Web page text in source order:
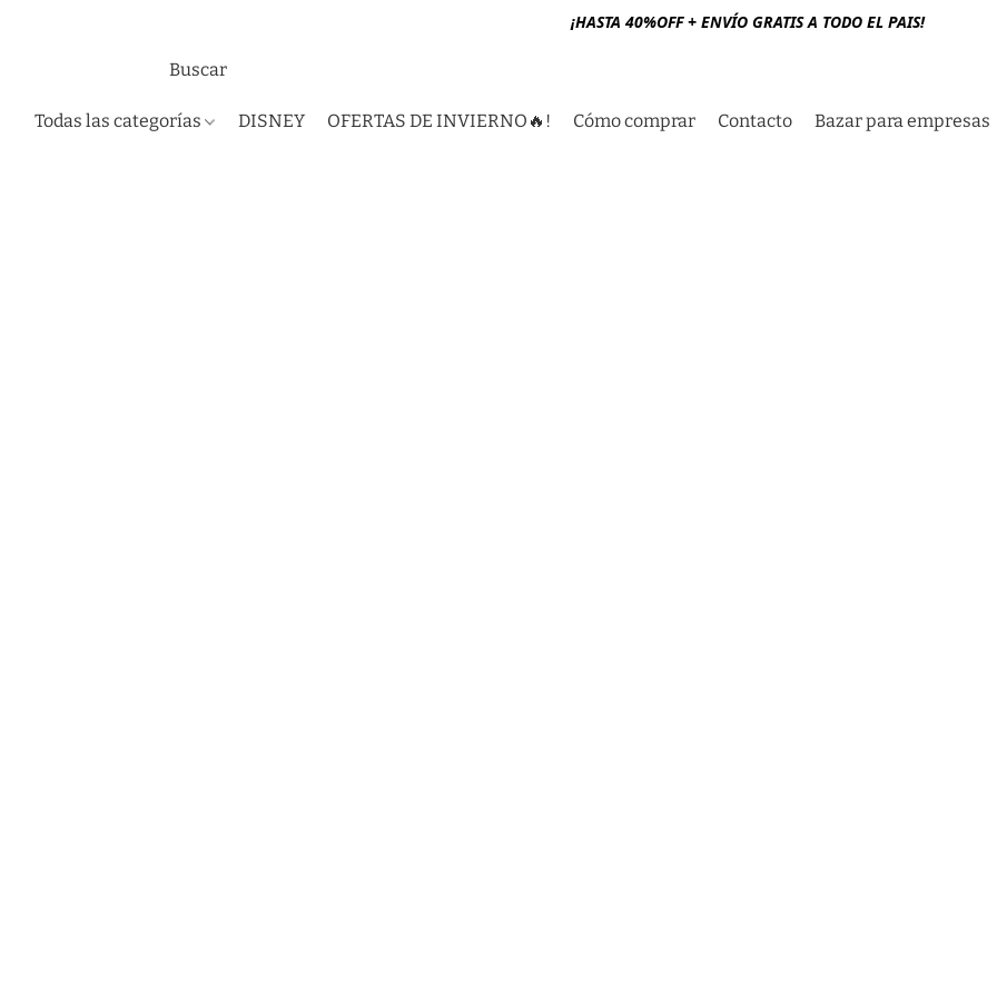
¡HASTA 40%OFF + ENVÍO GRATIS A TODO EL PAIS!
Todas las categorías DISNEY OFERTAS DE INVIERNO🔥! Cómo comprar Contacto Bazar para empresas